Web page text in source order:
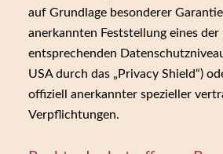
auf Grundlage besonderer
anerkannten Feststellung eines der
entsprechenden
USA durch das „Privacy Shield“)
offiziell anerkannter spezieller
Verpflichtungen.